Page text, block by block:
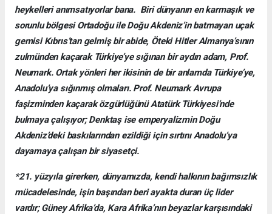
heykelleri anımsatıyorlar bana. Biri dünyanın en karmaşık ve
sorunlu bölgesi Ortadoğu ile Doğu Akdeniz’in batmayan uçak
gemisi Kıbrıs’tan gelmiş bir abide, Öteki Hitler Almanya’sının
zulmünden kaçarak Türkiye’ye sığınan bir aydın adam, Prof.
Neumark. Ortak yönleri her ikisinin de bir anlamda Türkiye’ye,
Anadolu’ya sığınmış olmaları. Prof. Neumark Avrupa
faşizminden kaçarak özgürlüğünü Atatürk Türkiyesi’nde
bulmaya çalışıyor; Denktaş ise emperyalizmin Doğu
Akdeniz’deki baskılarından ezildiği için sırtını Anadolu’ya
dayamaya çalışan bir siyasetçi.
*21. yüzyıla girerken, dünyamızda, kendi halkının bağımsızlık
mücadelesinde, işin başından beri ayakta duran üç lider
vardır; Güney Afrika’da, Kara Afrika’nın beyazlar karşısındaki